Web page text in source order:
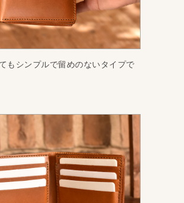
もシンプルで留めのないタイプで